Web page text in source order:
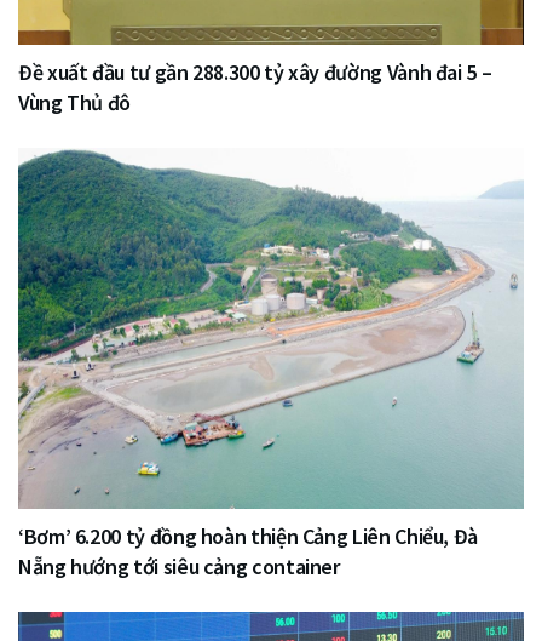
Đề xuất đầu tư gần 288.300 tỷ xây đường Vành đai 5 –
Vùng Thủ đô
‘Bơm’ 6.200 tỷ đồng hoàn thiện Cảng Liên Chiểu, Đà
Nẵng hướng tới siêu cảng container